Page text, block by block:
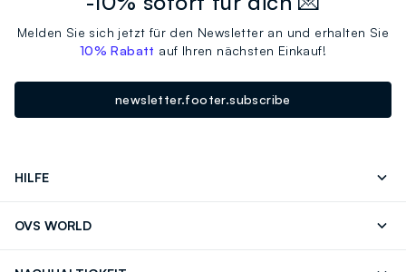
Melden Sie sich jetzt für den Newsletter an und erhalten Sie
10% Rabatt auf Ihren nächsten Einkauf!
newsletter.footer.subscribe
HILFE
Bestellung/Rücksendung
OVS WORLD